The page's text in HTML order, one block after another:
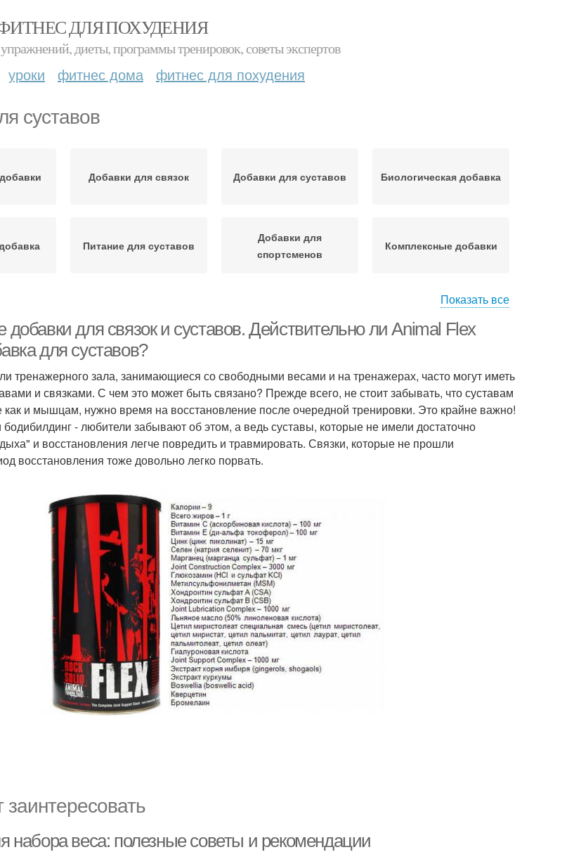
ДЛЯ ПОХУДЕНИЯ
диеты, программы тренировок, советы экспертов
уроки фитнес дома фитнес для похудения
суставов
Добавки для связок Добавки для суставов Биологическая добавка
Питание для суставов
Добавки для
спортсменов
Комплексные добавки
Витамины для
коленных суставов
Питание для коленных
суставов
Показать все
для связок и суставов. Действительно ли Animal Flex
для суставов?
тренажерного зала, занимающиеся со свободными весами и на тренажерах, часто могут иметь
и связками. С чем это может быть связано? Прежде всего, не стоит забывать, что суставам
как и мышцам, нужно время на восстановление после очередной тренировки. Это крайне важно!
- любители забывают об этом, а ведь суставы, которые не имели достаточно
и восстановления легче повредить и травмировать. Связки, которые не прошли
восстановления тоже довольно легко порвать.
набора веса: полезные советы и рекомендации